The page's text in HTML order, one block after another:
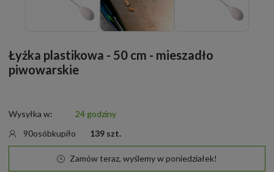
Łyżka plastikowa - 50 cm - mieszadło
piwowarskie
Wysyłka w:
24 godziny
90osóbkupiło 139 szt.
Zamów teraz, wyślemy w poniedziałek!